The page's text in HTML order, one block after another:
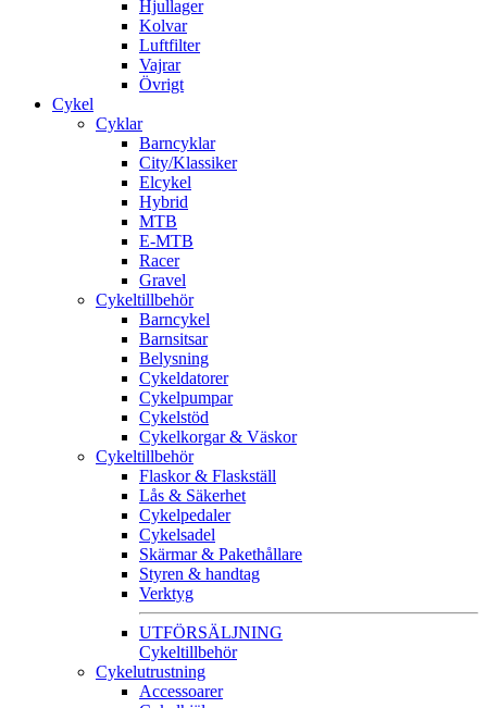
Hjullager
Kolvar
Luftfilter
Vajrar
Övrigt
Cykel
Cyklar
Barncyklar
City/Klassiker
Elcykel
Hybrid
MTB
E-MTB
Racer
Gravel
Cykeltillbehör
Barncykel
Barnsitsar
Belysning
Cykeldatorer
Cykelpumpar
Cykelstöd
Cykelkorgar & Väskor
Cykeltillbehör
Flaskor & Flaskställ
Lås & Säkerhet
Cykelpedaler
Cykelsadel
Skärmar & Pakethållare
Styren & handtag
Verktyg
UTFÖRSÄLJNING
Cykeltillbehör
Cykelutrustning
Accessoarer